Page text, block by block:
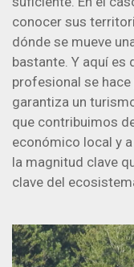
conocer sus
dónde se mueve
bastante. Y aquí es
profesional se
garantiza un
que contribuimos
económico local y
la magnitud clave
clave del